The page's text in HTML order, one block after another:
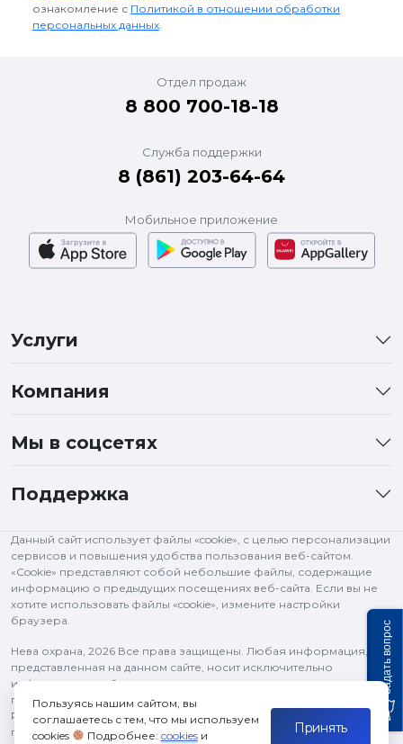
ознакомление с Политикой в отношении обработки
персональных данных
Услуги
Компания
Мы в соцсетях
Поддержка
Мобильное приложение
Отдел продаж
8 800 700-18-18
Служба поддержки
8 (861) 203-64-64
Данный сайт использует файлы «cookie», с целью персонализации
сервисов и повышения удобства пользования веб-сайтом.
«Cookie» представляют собой небольшие файлы, содержащие
информацию о предыдущих посещениях веб-сайта. Если вы не
хотите использовать файлы «cookie», измените настройки
браузера.
Нева охрана, 2026 Все права защищены. Любая информация,
представленная на данном сайте, носит исключительно
информационный характер и ни при каких условиях не является
публичной офертой, определяемой положениями статьи 437 ГК
РФ. Все права на изображения и тексты принадлежат их
правообладателям и используются в рамках цитирования.
Пользуясь нашим сайтом, вы
соглашаетесь с тем, что мы используем
cookies
Подробнее: cookiesи Принять
Задать вопрос